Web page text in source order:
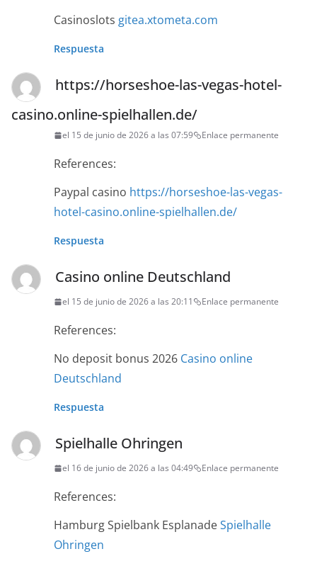
Casinoslots gitea.xtometa.com
Respuesta
https://horseshoe-las-vegas-hotel-
casino.online-spielhallen.de/
el 15 de junio de 2026 a las 07:59 Enlace permanente
References:
Paypal casino https://horseshoe-las-vegas-
hotel-casino.online-spielhallen.de/
Respuesta
Casino online Deutschland
el 15 de junio de 2026 a las 20:11 Enlace permanente
References:
No deposit bonus 2026 Casino online
Deutschland
Respuesta
Spielhalle Ohringen
el 16 de junio de 2026 a las 04:49 Enlace permanente
References:
Hamburg Spielbank EsplanadeSpielhalle
Ohringen